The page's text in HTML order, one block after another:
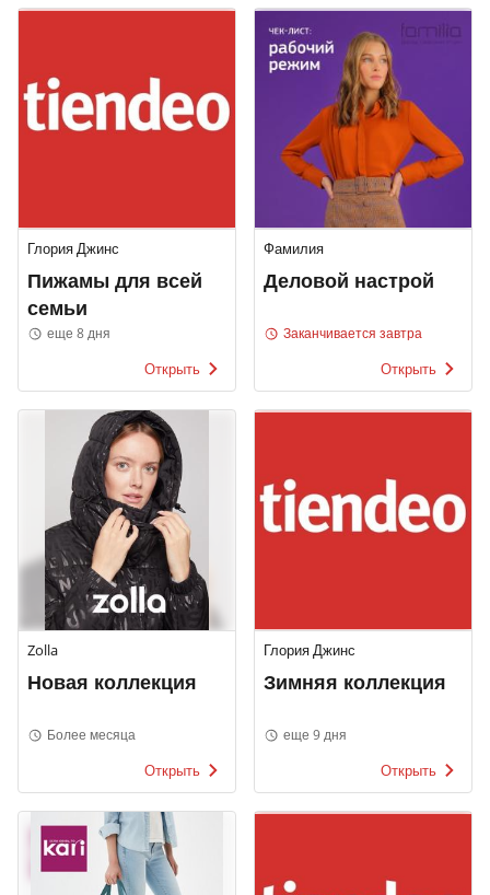
Глория Джинс
Пижамы для всей
семьи
еще 8 дня
Открыть
Фамилия
Деловой настрой
Заканчивается завтра
Открыть
Zolla
Новая коллекция
Более месяца
Открыть
Глория Джинс
Зимняя коллекция
еще 9 дня
Открыть